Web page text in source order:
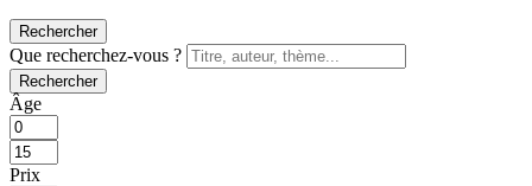
Rechercher
Que recherchez-vous ?
Rechercher
Âge
Prix